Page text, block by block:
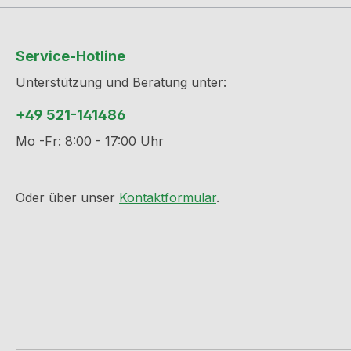
Service-Hotline
Unterstützung und Beratung unter:
+49 521-141486
Mo -Fr: 8:00 - 17:00 Uhr
Oder über unser Kontaktformular.